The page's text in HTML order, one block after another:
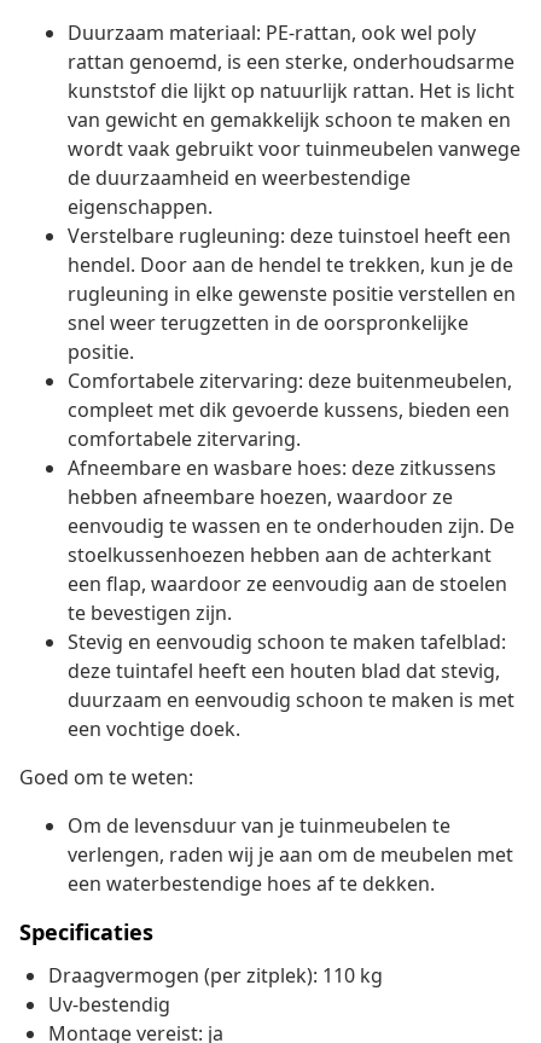
Duurzaam materiaal: PE-rattan, ook wel poly
rattan genoemd, is een sterke, onderhoudsarme
kunststof die lijkt op natuurlijk rattan. Het is licht
van gewicht en gemakkelijk schoon te maken en
wordt vaak gebruikt voor tuinmeubelen vanwege
de duurzaamheid en weerbestendige
eigenschappen.
Verstelbare rugleuning: deze tuinstoel heeft een
hendel. Door aan de hendel te trekken, kun je de
rugleuning in elke gewenste positie verstellen en
snel weer terugzetten in de oorspronkelijke
positie.
Comfortabele zitervaring: deze buitenmeubelen,
compleet met dik gevoerde kussens, bieden een
comfortabele zitervaring.
Afneembare en wasbare hoes: deze zitkussens
hebben afneembare hoezen, waardoor ze
eenvoudig te wassen en te onderhouden zijn. De
stoelkussenhoezen hebben aan de achterkant
een flap, waardoor ze eenvoudig aan de stoelen
te bevestigen zijn.
Stevig en eenvoudig schoon te maken tafelblad:
deze tuintafel heeft een houten blad dat stevig,
duurzaam en eenvoudig schoon te maken is met
een vochtige doek.
Goed om te weten:
Om de levensduur van je tuinmeubelen te
verlengen, raden wij je aan om de meubelen met
een waterbestendige hoes af te dekken.
Specificaties
Draagvermogen (per zitplek): 110 kg
Uv-bestendig
Montage vereist: ja